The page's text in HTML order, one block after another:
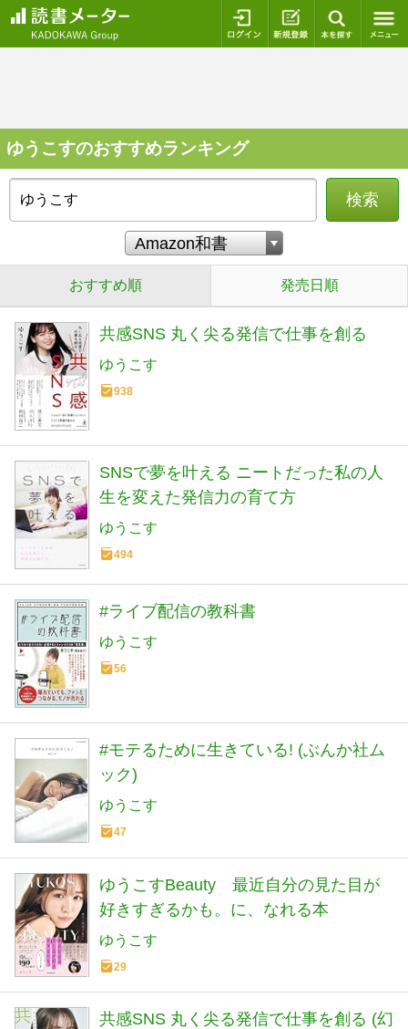
ログイン 新規登録
ゆうこすのおすすめランキング
検索
おすすめ順 発売日順
共感SNS 丸く尖る発信で仕事を創る
ゆうこす
938
SNSで夢を叶える ニートだった私の人
生を変えた発信力の育て方
ゆうこす
494
#ライブ配信の教科書
ゆうこす
56
#モテるために生きている! (ぶんか社ム
ック)
ゆうこす
47
ゆうこすBeauty 最近自分の見た目が
好きすぎるかも。に、なれる本
ゆうこす
29
共感SNS 丸く尖る発信で仕事を創る (幻